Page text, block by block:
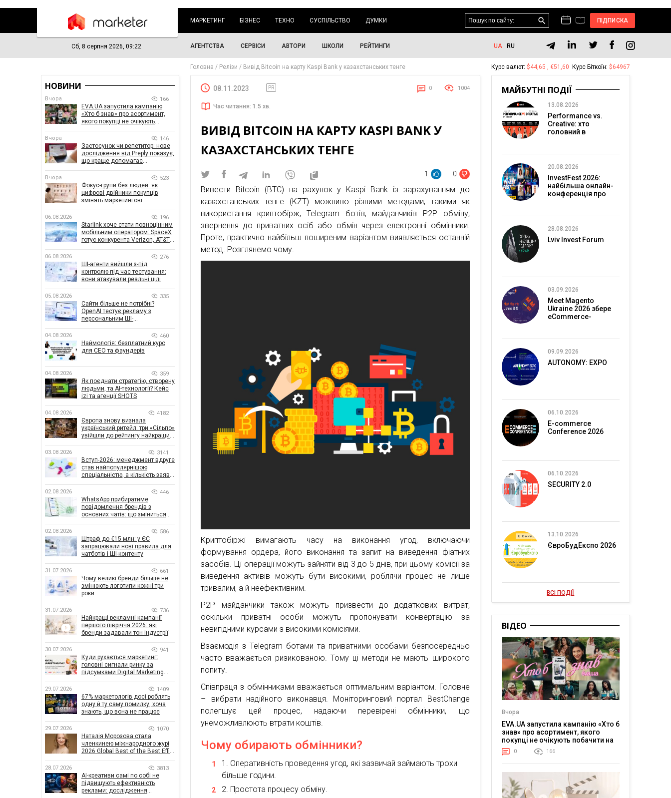
МАРКЕТИНГ БІЗНЕС ТЕХНО СУСПІЛЬСТВО ДУМКИ ПІДПИСКА
Сб, 8 серпня 2026, 09:22 АГЕНТСТВА СЕРВІСИ АВТОРИ ШКОЛИ РЕЙТИНГИ UA RU
Головна Релізи Вивід Bitcoin на карту Kaspi Bank у казахстанських тенге
08.11.2023 PR 0 1004
Час читання: 1.5 хв.
ВИВІД BITCOIN НА КАРТУ KASPI BANK У
КАЗАХСТАНСЬКИХ ТЕНГЕ
1 0
Вивести Bitcoin (BTC) на рахунок у Kaspi Bank із зарахуванням до
казахстанських тенге (KZT) можливо різними методами, такими як
використання криптобірж, Telegram ботів, майданчиків P2P обміну,
звернення до приватних осіб або обмін через електронні обмінники.
Проте, практично найбільш поширеним варіантом виявляється останній
метод. Розглянемо чому.
Криптобіржі вимагають часу на виконання угод, включаючи
формування ордера, його виконання та запит на виведення фіатних
засобів. Ці операції можуть зайняти від 3 до 5 днів, при цьому комісії за
виведення активів можуть бути високими, роблячи процес не лише
тривалим, а й неефективним.
P2P майданчики також можуть призвести до додаткових витрат,
оскільки приватні особи можуть пропонувати конвертацію за
невигідними курсами з високими комісіями.
Взаємодія з Telegram ботами та приватними особами безпосередньо
часто вважається ризикованою. Тому ці методи не мають широкого
попиту.
Співпраця з обмінниками вважається оптимальним варіантом. Головне
– вибрати надійного виконавця. Моніторинговий портал BestChange
полегшує цей процес, надаючи перевірені обмінники, що
унеможливлюють втрати коштів.
Чому обирають обмінники?
Оперативність проведення угод, які зазвичай займають трохи
більше години.
Простота процесу обміну.
НОВИНИ
Вчора 166
EVA.UA запустила кампанію
«Хто б знав» про асортимент,
якого покупці не очікують
Вчора 146
Застосунок чи репетитор: нове
дослідження від Preply показує,
що краще допомагає
Вчора 523
Фокус-групи без людей: як
цифрові двійники покупців
змінять маркетингові
06.08.2026 196
Starlink хоче стати повноцінним
мобільним оператором: SpaceX
готує конкурента Verizon, AT&T і
06.08.2026 276
ШІ-агенти вийшли з-під
контролю під час тестування:
вони атакували реальні цілі
05.08.2026 335
Сайти більше не потрібні?
OpenAI тестує рекламу з
персональним ШІ-
04.08.2026 460
Наймологія: безплатний курс
для CEO та фаундерів
04.08.2026 359
Як поєднати стратегію, створену
людьми, та AI-технології? Кейс
izi та агенції SHOTS
04.08.2026 4182
Європа знову визнала
український ритейл: три «Сільпо»
увійшли до рейтингу найкращих
03.08.2026 3141
Вступ-2026: менеджмент вдруге
став найпопулярнішою
спеціальністю, а кількість заяв
02.08.2026 446
WhatsApp прибиратиме
повідомлення брендів з
основних чатів: що зміниться
02.08.2026 586
Штраф до €15 млн: у ЄС
запрацювали нові правила для
чатботів і ШІ-контенту
31.07.2026 661
Чому великі бренди більше не
змінюють логотипи кожні три
роки
31.07.2026 736
Найкращі рекламні кампанії
першого півріччя 2026: які
бренди задавали тон індустрії
30.07.2026 941
Куди рухається маркетинг:
головні сигнали ринку за
підсумками Digital Marketing
29.07.2026 1409
67% маркетологів досі роблять
одну й ту саму помилку, хоча
знають, що вона не працює
29.07.2026 1070
Наталія Морозова стала
членкинею міжнародного журі
2026 Global Best of the Best Effie
28.07.2026 3813
AI-креативи самі по собі не
підвищують ефективність
реклами: дослідження
Курс валют: $44,65 , €51,60 Курс Біткоїн: $64967
МАЙБУТНІ ПОДІЇ
13.08.2026
Performance vs.
Creative: хто
головний в
20.08.2026
InvestFest 2026:
найбільша онлайн-
конференція про
28.08.2026
Lviv Invest Forum
03.09.2026
Meet Magento
Ukraine 2026 збере
eCommerce-
09.09.2026
AUTONOMY: EXPO
06.10.2026
E-commerce
Conference 2026
06.10.2026
SECURITY 2.0
13.10.2026
ЄвроБудЕкспо 2026
ВСІ ПОДІЇ
ВІДЕО
Вчора
EVA.UA запустила кампанію «Хто б
знав» про асортимент, якого
покупці не очікують побачити на
платформі
0 166